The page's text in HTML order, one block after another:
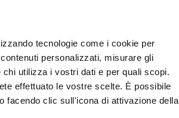
tecnologie come i cookie per
personalizzati, misurare gli
utilizza i vostri dati e per quali scopi.
effettuato le vostre scelte. È possibile
facendo clic sull'icona di attivazione della
Klanten nl-NL
Vacumeren en
verpakken
Wassen en
sanitisatie